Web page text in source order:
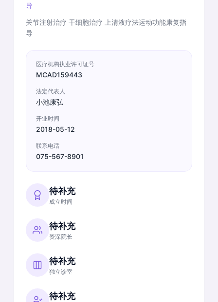
导
关节注射治疗 干细胞治疗 上清液疗法运动功能康复指
导
医疗机构执业许可证号
MCAD159443
法定代表人
小池康弘
开业时间
2018-05-12
联系电话
075-567-8901
待补充
成立时间
待补充
资深院长
待补充
独立诊室
待补充